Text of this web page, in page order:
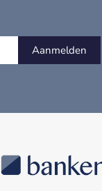
Aanmelden